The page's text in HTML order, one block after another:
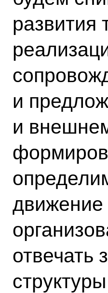
развития
и
и
движение
отвечать